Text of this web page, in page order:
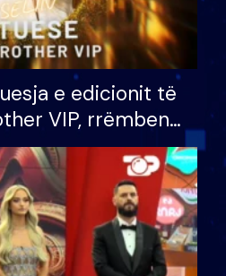
e edicionit të
VIP, rrëmben
100 mijë eurosh